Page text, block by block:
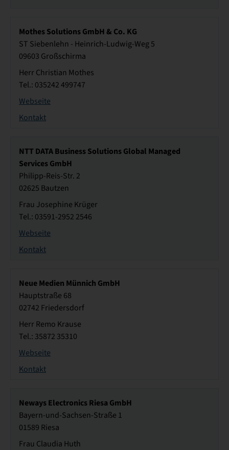
Mothes Solutions GmbH & Co. KG
ST Siebenlehn - Heinrich-Ludwig-Weg 5
09603 Großschirma
Herr Christian Mothes
Tel.: 035242 499747
Webseite
Kontakt
NTT DATA Business Solutions Global Managed
Services GmbH
Philipp-Reis-Str. 2
02625 Bautzen
Frau Josephine Krüger
Tel.: 03591-2952 2546
Webseite
Kontakt
Neue Medien Münnich GmbH
Hauptstraße 68
02742 Friedersdorf
Herr Remo Krause
Tel.: 35872 35310
Webseite
Kontakt
Neways Electronics Riesa GmbH
Bayern-und-Sachsen-Straße 1
01589 Riesa
Frau Claudia Huth